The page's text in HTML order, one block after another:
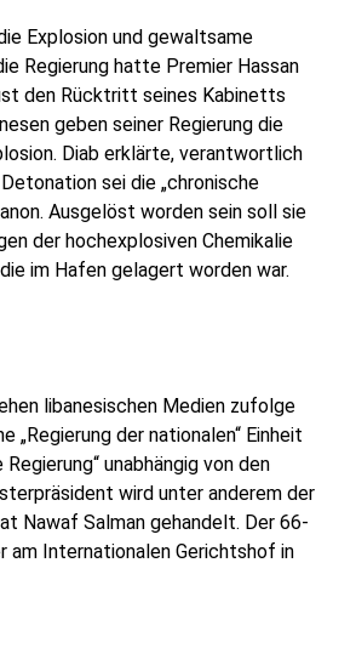
Explosion und gewaltsame
Regierung hatte Premier Hassan
den Rücktritt seines Kabinetts
geben seiner Regierung die
Diab erklärte, verantwortlich
sei die „chronische
Ausgelöst worden sein soll sie
der hochexplosiven Chemikalie
im Hafen gelagert worden war.
libanesischen Medien zufolge
„Regierung der nationalen“ Einheit
Regierung“ unabhängig von den
wird unter anderem der
Nawaf Salman gehandelt. Der 66-
am Internationalen Gerichtshof in